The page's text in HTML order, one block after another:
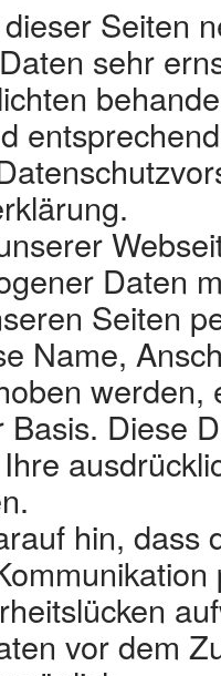
Seiten
sehr
Daten
Seiten
Name,
Basis. Diese
hin, dass
vor dem